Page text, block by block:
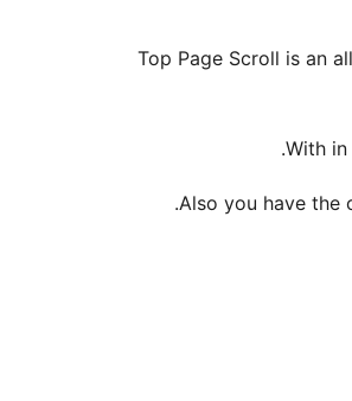
Top Page Scroll is an
With
Also you have the